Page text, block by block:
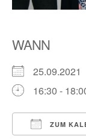
WANN
25.09.2021
16:30 -
ZUM